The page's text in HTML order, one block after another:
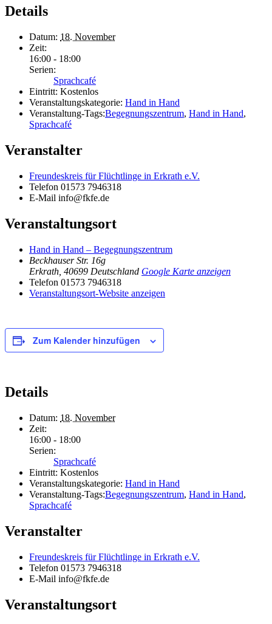
Details
Datum: 18. November
Zeit:
16:00 - 18:00
Serien:
Sprachcafé
Eintritt: Kostenlos
Veranstaltungskategorie: Hand in Hand
Veranstaltung-Tags:Begegnungszentrum, Hand in Hand,
Sprachcafé
Veranstalter
Freundeskreis für Flüchtlinge in Erkrath e.V.
Telefon 01573 7946318
E-Mail info@fkfe.de
Veranstaltungsort
Hand in Hand – Begegnungszentrum
Beckhauser Str. 16g
Erkrath 40699 Deutschland Google Karte anzeigen
Telefon 01573 7946318
Veranstaltungsort-Website anzeigen
Zum Kalender hinzufügen
Details
Datum: 18. November
Zeit:
16:00 - 18:00
Serien:
Sprachcafé
Eintritt: Kostenlos
Veranstaltungskategorie: Hand in Hand
Veranstaltung-Tags:Begegnungszentrum, Hand in Hand,
Sprachcafé
Veranstalter
Freundeskreis für Flüchtlinge in Erkrath e.V.
Telefon 01573 7946318
E-Mail info@fkfe.de
Veranstaltungsort